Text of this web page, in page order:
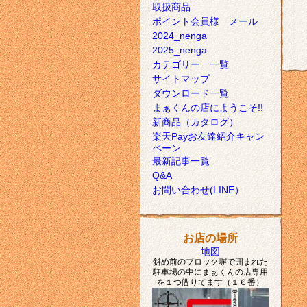
取扱商品
ポイント会員様 メール
2024_nenga
2025_nenga
カテゴリー 一覧
サイトマップ
ダウンロード一覧
まぁくんの店にようこそ!!
新商品（カタログ）
楽天Payお友達紹介キャン
ペーン
最新記事一覧
Q&A
お問い合わせ(LINE）
お店の場所
地図
斜め前のブロック塀で囲まれた
駐車場の中にまぁくんの店専用
を１つ借りてます（１６番）